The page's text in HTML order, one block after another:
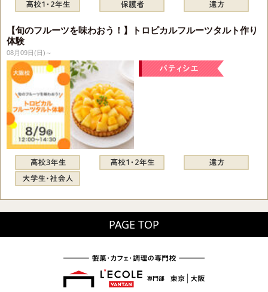
【旬のフルーツを味わおう！】トロピカルフルーツタルト作り
体験
08月09日(日)～
PAGE TOP